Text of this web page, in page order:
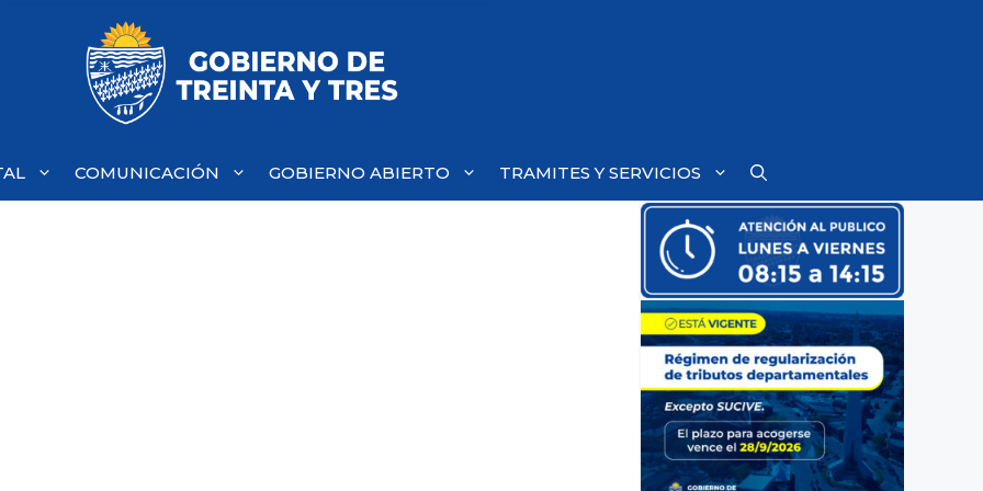
COMUNICACIÓN GOBIERNO ABIERTO TRAMITES Y SERVICIOS